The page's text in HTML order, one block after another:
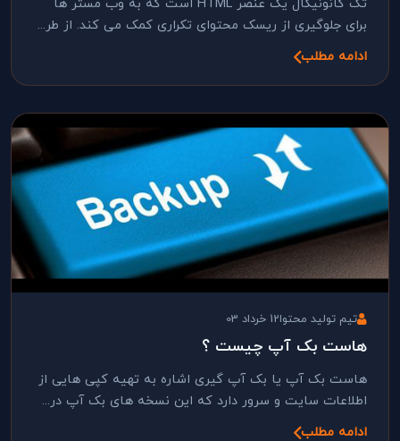
تگ کانونیکال یک عنصر HTML است که به وب مستر ها
برای جلوگیری از ریسک محتوای تکراری کمک می کند. از طر...
ادامه مطلب
تیم تولید محتوا12 خرداد 03
هاست بک آپ چیست ؟
هاست بک آپ یا بک آپ گیری اشاره به تهیه کپی هایی از
اطلاعات سایت و سرور دارد که این نسخه های بک آپ در...
ادامه مطلب